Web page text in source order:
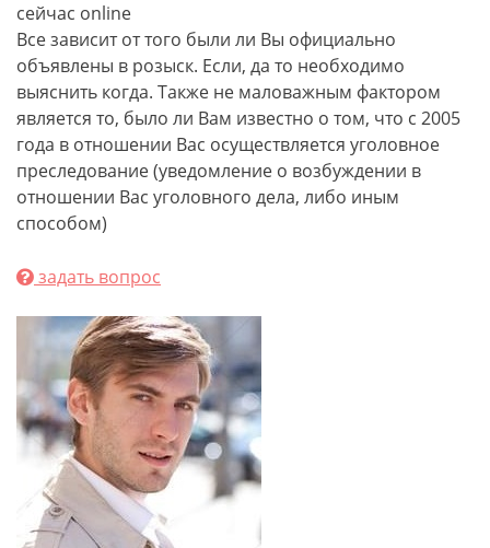
сейчас online
Все зависит от того были ли Вы официально
объявлены в розыск. Если, да то необходимо
выяснить когда. Также не маловажным фактором
является то, было ли Вам известно о том, что с 2005
года в отношении Вас осуществляется уголовное
преследование (уведомление о возбуждении в
отношении Вас уголовного дела, либо иным
способом)
задать вопрос